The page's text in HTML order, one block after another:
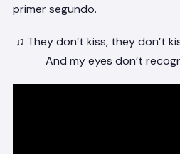
primer segundo.
♫ They don’t kiss, they don’t
And my eyes don’t